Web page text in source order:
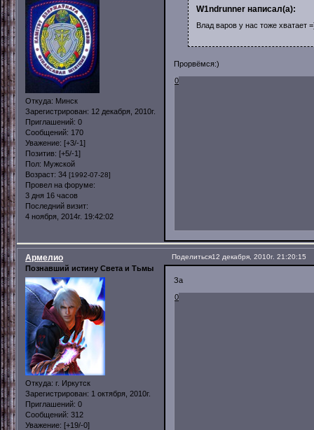
Откуда: Минск
Зарегистрирован: 12 декабря, 2010г.
Приглашений: 0
Сообщений: 170
Уважение: [+3/-1]
Позитив: [+5/-1]
Пол: Мужской
Возраст: 34 [1992-07-28]
Провел на форуме:
3 дня 16 часов
Последний визит:
4 ноября, 2014г. 19:42:02
W1ndrunner написал(а):
Влад варов у нас тоже хватает
Прорвёмся:)
0
Поделиться12 декабря, 2010г. 21:20:15
Армелио
Познавший истину Света и Тьмы
Откуда: г. Иркутск
Зарегистрирован: 1 октября, 2010г.
Приглашений: 0
Сообщений: 312
Уважение: [+19/-0]
За
0